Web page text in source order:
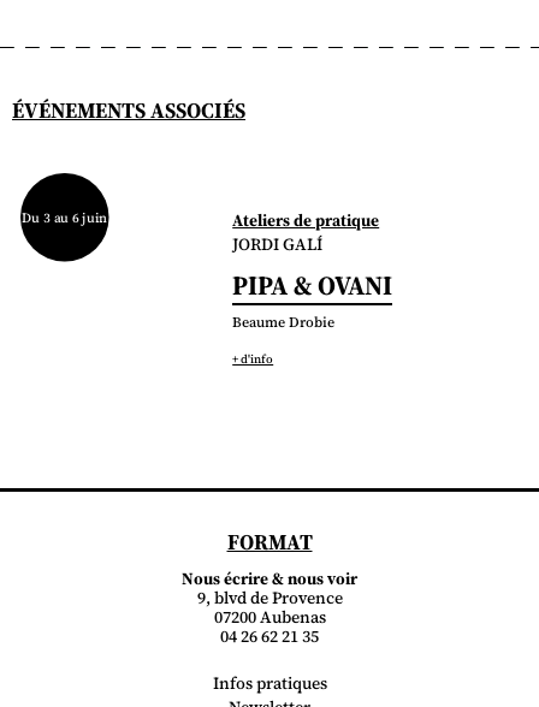
ÉVÉNEMENTS ASSOCIÉS
Ateliers de pratique
Du 3 au 6 juin
JORDI GALÍ
PIPA & OVANI
Beaume Drobie
+ d'info
FORMAT
Nous écrire & nous voir
9, blvd de Provence
07200 Aubenas
04 26 62 21 35
Infos pratiques